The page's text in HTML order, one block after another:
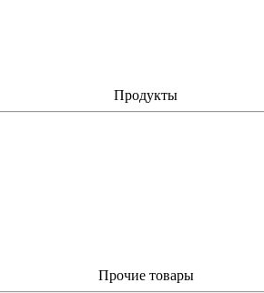
Продукты
Прочие товары